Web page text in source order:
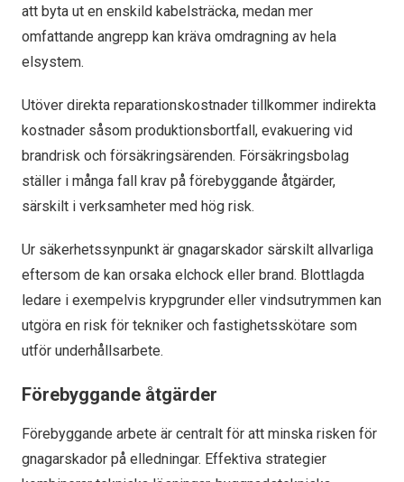
att byta ut en enskild kabelsträcka, medan mer
omfattande angrepp kan kräva omdragning av hela
elsystem.
Utöver direkta reparationskostnader tillkommer indirekta
kostnader såsom produktionsbortfall, evakuering vid
brandrisk och försäkringsärenden. Försäkringsbolag
ställer i många fall krav på förebyggande åtgärder,
särskilt i verksamheter med hög risk.
Ur säkerhetssynpunkt är gnagarskador särskilt allvarliga
eftersom de kan orsaka elchock eller brand. Blottlagda
ledare i exempelvis krypgrunder eller vindsutrymmen kan
utgöra en risk för tekniker och fastighetsskötare som
utför underhållsarbete.
Förebyggande åtgärder
Förebyggande arbete är centralt för att minska risken för
gnagarskador på elledningar. Effektiva strategier